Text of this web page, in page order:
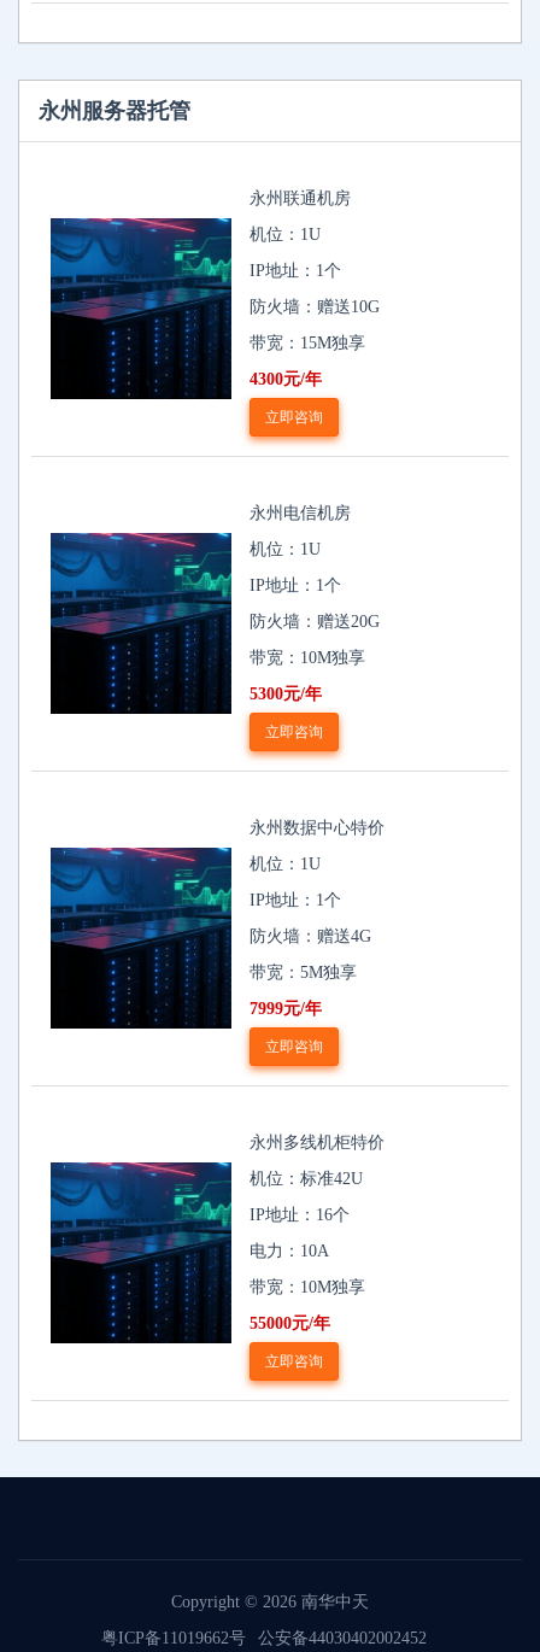
永州服务器托管
永州联通机房
机位：1U
IP地址：1个
防火墙：赠送10G
带宽：15M独享
4300元/年
立即咨询
永州电信机房
机位：1U
IP地址：1个
防火墙：赠送20G
带宽：10M独享
5300元/年
立即咨询
永州数据中心特价
机位：1U
IP地址：1个
防火墙：赠送4G
带宽：5M独享
7999元/年
立即咨询
永州多线机柜特价
机位：标准42U
IP地址：16个
电力：10A
带宽：10M独享
55000元/年
立即咨询
Copyright © 2026 南华中天
粤ICP备11019662号
公安备44030402002452